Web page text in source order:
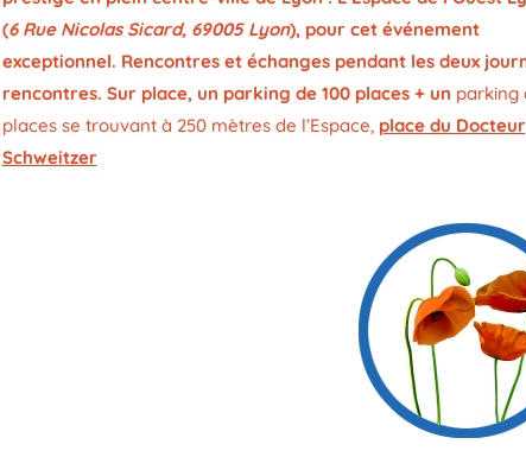
(6 Rue Nicolas Sicard, 69005 Lyon), pour cet événement
exceptionnel. Rencontres et échanges pendant les deux
rencontres. Sur place, un parking de 100 places + un parking
places se trouvant à 250 mètres de l’Espace, place du Docteur
Schweitzer